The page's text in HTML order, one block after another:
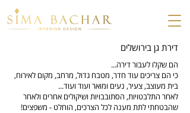
דירת גן בירושלים
הם שקלו לעבור דירה...
כי הם צריכים עוד חדר, מטבח גדול, מרחב, מקום לאירוח,
בית מעוצב, צעיר, נעים ומואר ועוד ועוד...
לאחר התלבטויות, הסתובבויות ושיקולים אחרים ולאחר
שהבטחתי לתת מענה לכל הצרכים, הוחלט - משפצים!